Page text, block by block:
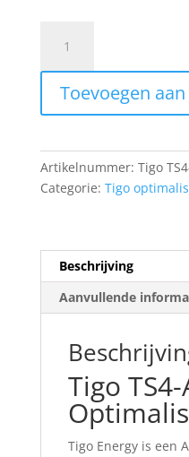
A-
Optimizer
700Wp)
aantal
Toevoegen
Artikelnummer: Tigo
Categorie: Tigo
Beschrijving
Aanvullende
Tigo
Tigo Energy is een